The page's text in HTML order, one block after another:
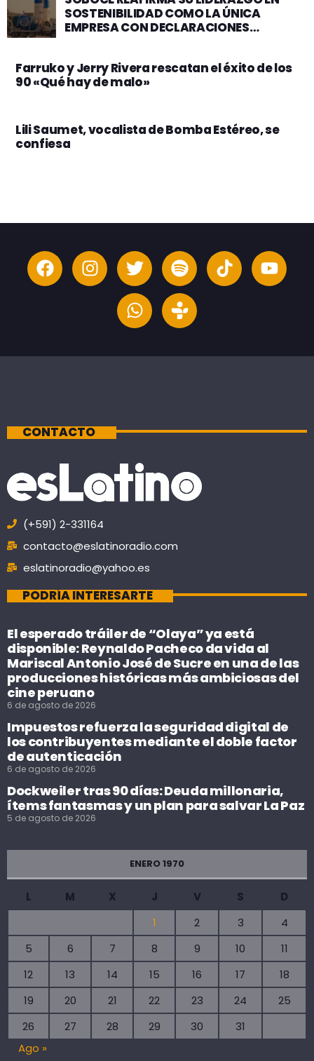
SOSTENIBILIDAD COMO LA ÚNICA
EMPRESA CON DECLARACIONES
Farruko y Jerry Rivera rescatan el éxito de los
90 «Qué hay de malo»
Lili Saumet, vocalista de Bomba Estéreo, se
confiesa
CONTACTO
(+591) 2-331164
contacto@eslatinoradio.com
eslatinoradio@yahoo.es
PODRÍA INTERESARTE
El esperado tráiler de “Olaya” ya está
disponible: Reynaldo Pacheco da vida al
Mariscal Antonio José de Sucre en una de las
producciones históricas más ambiciosas del
cine peruano
6 de agosto de 2026
Impuestos refuerza la seguridad digital de
los contribuyentes mediante el doble factor
de autenticación
6 de agosto de 2026
Dockweiler tras 90 días: Deuda millonaria,
ítems fantasmas y un plan para salvar La Paz
5 de agosto de 2026
ENERO 1970
L M X J V S
D
1
2 3
4
5
6 7 8 9 10
11
12
13 14 15 16 17
18
19
20 21 22 23 24
25
26
27 28 29 30
31
Ago »